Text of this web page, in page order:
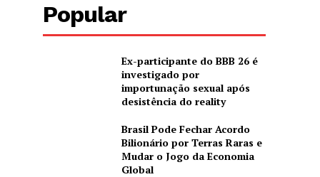
Popular
Ex-participante do BBB 26 é
investigado por
importunação sexual após
desistência do reality
Brasil Pode Fechar Acordo
Bilionário por Terras Raras e
Mudar o Jogo da Economia
Global